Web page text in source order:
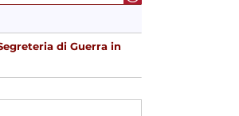
di Guerra in